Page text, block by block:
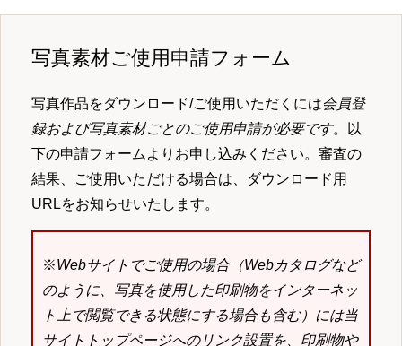
写真素材ご使用申請フォーム
写真作品をダウンロード/ご使用いただくには会員登
録および写真素材ごとのご使用申請が必要です。以
下の申請フォームよりお申し込みください。審査の
結果、ご使用いただける場合は、ダウンロード用
URLをお知らせいたします。
※Webサイトでご使用の場合（Webカタログなど
のように、写真を使用した印刷物をインターネッ
ト上で閲覧できる状態にする場合も含む）には当
サイトトップページへのリンク設置を、印刷物や